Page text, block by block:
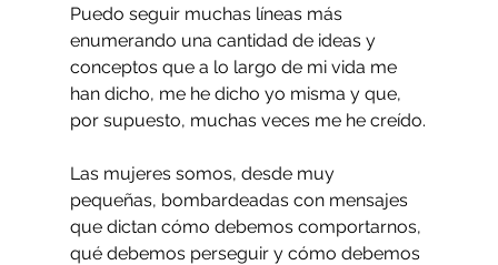
Puedo seguir muchas líneas más
enumerando una cantidad de ideas y
conceptos que a lo largo de mi vida me
han dicho, me he dicho yo misma y que,
por supuesto, muchas veces me he creído.
Las mujeres somos, desde muy
pequeñas, bombardeadas con mensajes
que dictan cómo debemos comportarnos,
qué debemos perseguir y cómo debemos